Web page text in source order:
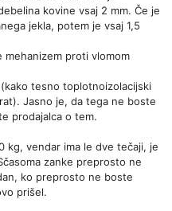
kovine vsaj 2 mm. Če je
jekla, potem je vsaj 1,5
mehanizem proti vlomom
tesno toplotnoizolacijski
Jasno je, da tega ne boste
prodajalca o tem.
kg, vendar ima le dve tečaji, je
zanke preprosto ne
ko preprosto ne boste
prišel.